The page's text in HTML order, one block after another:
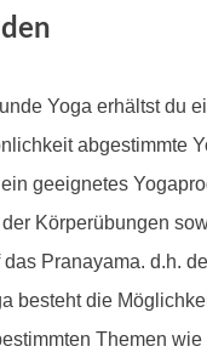
Yoga erhältst du
abgestimmte
geeignetes
Körperübungen
Pranayama. d.h.
besteht die
Themen